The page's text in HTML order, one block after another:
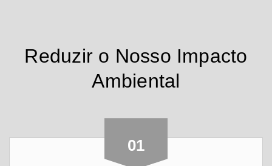
Reduzir o Nosso Impacto
Ambiental
01